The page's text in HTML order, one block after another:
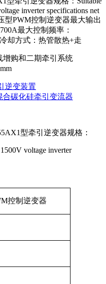
inverter specifications net
型PWM控制逆变器最大输出
最大控制频率：
却方式：热管散热+走
增购和二期牵引系统
逆变装置
合碳化硅牵引变流器
型牵引逆变器规格：
voltage inverter
控制逆变器